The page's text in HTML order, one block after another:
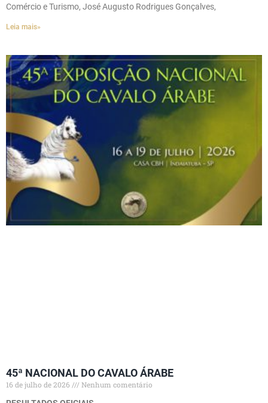
Comércio e Turismo, José Augusto Rodrigues Gonçalves,
Leia mais»
45ª NACIONAL DO CAVALO ÁRABE
16 de julho de 2026
Nenhum comentário